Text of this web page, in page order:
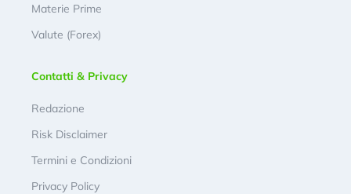
Materie Prime
Valute (Forex)
Contatti & Privacy
Redazione
Risk Disclaimer
Termini e Condizioni
Privacy Policy